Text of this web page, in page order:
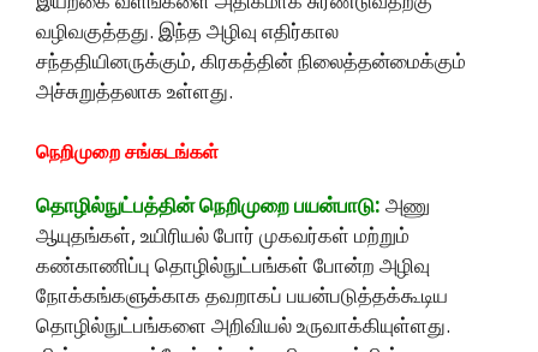
வழிவகுத்தது. இந்த அழிவு எதிர்கால
சந்ததியினருக்கும், கிரகத்தின் நிலைத்தன்மைக்கும்
அச்சுறுத்தலாக உள்ளது.
நெறிமுறை சங்கடங்கள்
தொழில்நுட்பத்தின் நெறிமுறை பயன்பாடு: அணு
ஆயுதங்கள், உயிரியல் போர் முகவர்கள் மற்றும்
கண்காணிப்பு தொழில்நுட்பங்கள் போன்ற அழிவு
நோக்கங்களுக்காக தவறாகப் பயன்படுத்தக்கூடிய
தொழில்நுட்பங்களை அறிவியல் உருவாக்கியுள்ளது.